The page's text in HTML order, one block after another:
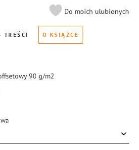
Do moich ulubionych
TREŚCI O KSIĄŻCE
90 g/m2